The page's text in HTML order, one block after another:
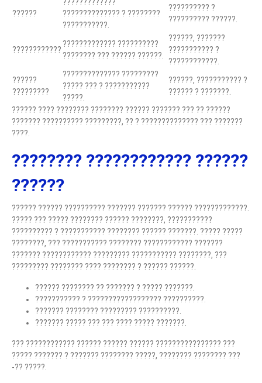
??????
?????????????? ? ????????
???????????.
?????????? ?
?????????? ??????.
????????????
????????????? ??????????
???????? ??? ?????? ??????.
??????, ???????
??????????? ?
????????????.
??????
?????????
?????????????? ?????????
????? ??? ? ???????????
?????.
??????, ??????????? ?
?????? ? ???????.
?????? ???? ???????? ???????? ?????? ??????? ??? ?? ??????
??????? ?????????? ?????????, ?? ? ?????????????? ??? ???????
????.
???????? ???????????? ??????
??????
?????? ?????? ?????????? ??????? ??????? ?????? ?????????????.
????? ??? ????? ???????? ?????? ????????, ???????????
?????????? ? ??????????? ???????? ?????? ???????. ????? ?????
????????, ??? ??????????? ???????? ???????????? ???????
??????? ???????????? ????????? ??????????? ????????, ???
????????? ???????? ???? ???????? ? ?????? ??????.
?????? ???????? ?? ??????? ? ????? ???????.
??????????? ? ?????????????????? ??????????.
??????? ???????? ????????? ??????????.
??????? ????? ??? ??? ???? ????? ???????.
??? ???????????? ?????? ?????? ?????? ???????????????? ???
????? ??????? ? ??????? ???????? ?????, ???????? ???????? ???
-?? ?????.